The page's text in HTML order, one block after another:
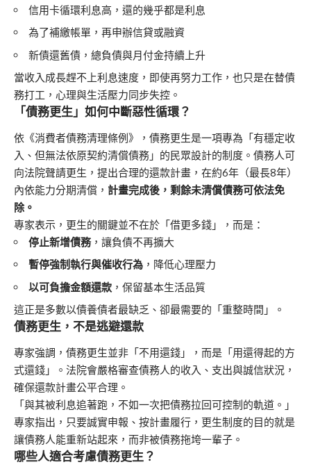
信用卡循環利息高，還的幾乎都是利息
為了補繳帳單，再申辦信貸或融資
新債還舊債，總負債與月付金持續上升
當收入成長趕不上利息速度，即使再努力工作，也只是在替債
務打工，心理與生活壓力同步失控。
「債務更生」如何中斷惡性循環？
依《消費者債務清理條例》，債務更生是一項專為「有穩定收
入、但無法依原契約清償債務」的民眾設計的制度。債務人可
向法院聲請更生，提出合理的還款計畫，在約6年（最長8年）
內依能力分期清償， 計畫完成後，剩餘未清償債務可依法免
除。
專家表示，更生的關鍵並不在於「借更多錢」，而是：
停止新增債務，讓負債不再擴大
暫停強制執行與催收行為 ，降低心理壓力
以可負擔金額還款 ，保留基本生活品質
這正是多數以債養債者最缺乏、卻最需要的「重整時間」。
債務更生，不是逃避還款
專家強調，債務更生並非「不用還錢」，而是「用還得起的方
式還錢」。法院會嚴格審查債務人的收入、支出與誠信狀況，
確保還款計畫公平合理。
「與其被利息追著跑，不如一次把債務拉回可控制的軌道。」
專家指出，只要誠實申報、按計畫履行，更生制度的目的就是
讓債務人能重新站起來，而非被債務拖垮一輩子。
哪些人適合考慮債務更生？